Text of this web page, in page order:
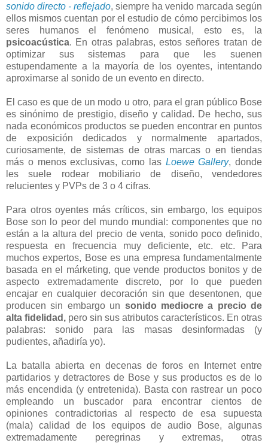
sonido directo - reflejado, siempre ha venido marcada según
ellos mismos cuentan por el estudio de cómo percibimos los
seres humanos el fenómeno musical, esto es, la
psicoacústica. En otras palabras, estos señores tratan de
optimizar sus sistemas para que les suenen
estupendamente a la mayoría de los oyentes, intentando
aproximarse al sonido de un evento en directo.
El caso es que de un modo u otro, para el gran público Bose
es sinónimo de prestigio, diseño y calidad. De hecho, sus
nada económicos productos se pueden encontrar en puntos
de exposición dedicados y normalmente apartados,
curiosamente, de sistemas de otras marcas o en tiendas
más o menos exclusivas, como las Loewe Gallery, donde
les suele rodear mobiliario de diseño, vendedores
relucientes y PVPs de 3 o 4 cifras.
Para otros oyentes más críticos, sin embargo, los equipos
Bose son lo peor del mundo mundial: componentes que no
están a la altura del precio de venta, sonido poco definido,
respuesta en frecuencia muy deficiente, etc. etc. Para
muchos expertos, Bose es una empresa fundamentalmente
basada en el márketing, que vende productos bonitos y de
aspecto extremadamente discreto, por lo que pueden
encajar en cualquier decoración sin que desentonen, que
producen sin embargo un sonido mediocrea precio de
alta fidelidad, pero sin sus atributos característicos. En otras
palabras: sonido para las masas desinformadas (y
pudientes, añadiría yo).
La batalla abierta en decenas de foros en Internet entre
partidarios y detractores de Bose y sus productos es de lo
más encendida (y entretenida). Basta con rastrear un poco
empleando un buscador para encontrar cientos de
opiniones contradictorias al respecto de esa supuesta
(mala) calidad de los equipos de audio Bose, algunas
extremadamente peregrinas y extremas, otras